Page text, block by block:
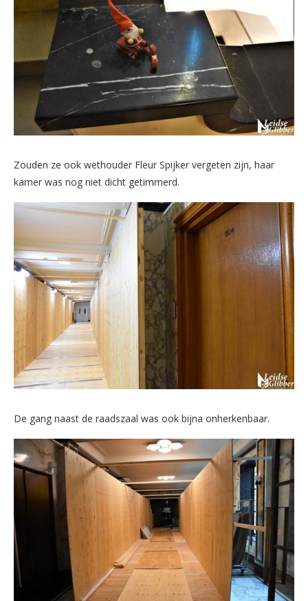
Zouden ze ook wethouder Fleur Spijker vergeten zijn, haar
kamer was nog niet dicht getimmerd.
De gang naast de raadszaal was ook bijna onherkenbaar.